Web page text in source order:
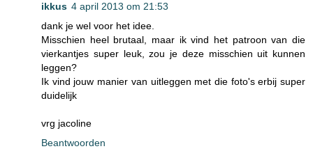
ikkus 4 april 2013 om 21:53
dank je wel voor het idee.
Misschien heel brutaal, maar ik vind het patroon van die
vierkantjes super leuk, zou je deze misschien uit kunnen
leggen?
Ik vind jouw manier van uitleggen met die foto's erbij super
duidelijk
vrg jacoline
Beantwoorden